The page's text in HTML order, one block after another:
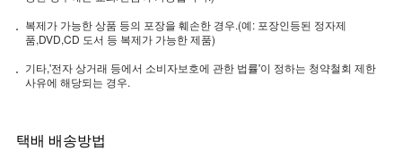
복제가 가능한 상품 등의 포장을 훼손한 경우.(예: 포장인등된 정자제
품,DVD,CD 도서 등 복제가 가능한 제품)
기타,'전자 상거래 등에서 소비자보호에 관한 법률'이 정하는 청약철회 제한
사유에 해당되는 경우.
택배 배송방법